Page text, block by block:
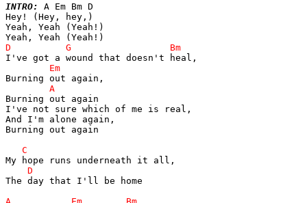
INTRO:
A Em Bm D
Hey! (Hey, hey,)
Yeah, Yeah (Yeah!)
Burning out again
I've not sure which of me is real,
And I'm alone again,
Burning out again
The day that I'll be home